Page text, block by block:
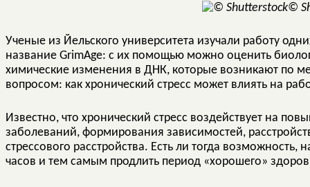
©
Ученые из Йельского университета изучали работу
название GrimAge: с их помощью можно оценить
химические изменения в ДНК, которые возникают по
вопросом: как хронический стресс может влиять на
Известно, что хронический стресс воздействует на
заболеваний, формирования зависимостей,
стрессового расстройства. Есть ли тогда
часов и тем самым продлить период «хорошего»